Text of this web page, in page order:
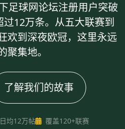
足球网论坛注册用户突破
12万条。从五大联赛到
欢到深夜欧冠，这里永远
集地。
了解我们的故事
日均12万帖 覆盖120+联赛